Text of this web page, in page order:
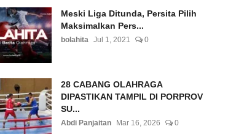
Meski Liga Ditunda, Persita Pilih
Maksimalkan Pers...
bolahita Jul 1, 2021 0
28 CABANG OLAHRAGA
DIPASTIKAN TAMPIL DI PORPROV
SU...
Abdi Panjaitan Mar 16, 2026 0